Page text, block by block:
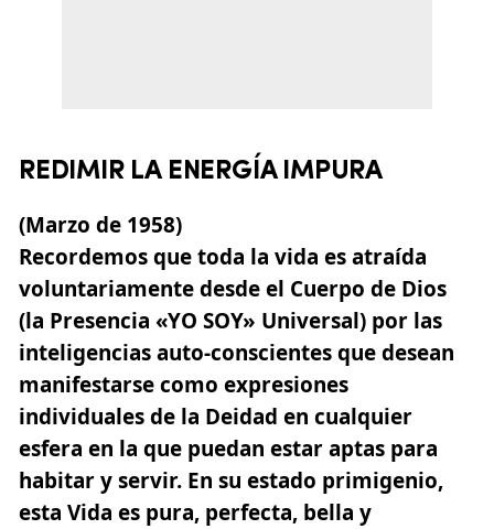
REDIMIR LA ENERGÍA IMPURA
(Marzo de 1958)
Recordemos que toda la vida es atraída
voluntariamente desde el Cuerpo de Dios
(la Presencia «YO SOY» Universal) por las
inteligencias auto-conscientes que desean
manifestarse como expresiones
individuales de la Deidad en cualquier
esfera en la que puedan estar aptas para
habitar y servir. En su estado primigenio,
esta Vida es pura, perfecta, bella y